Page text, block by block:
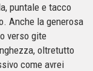
puntale e tacco
Anche la generosa
verso gite
oltretutto
come avrei